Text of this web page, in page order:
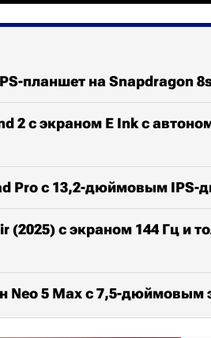
планшет на Snapdragon
2 с экраном E Ink с
Pro с 13,2-дюймовым IPS-
(2025) с экраном 144 Гц и
Neo 5 Max с 7,5-дюймовым